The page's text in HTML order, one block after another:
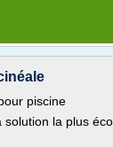
piscine
la plus